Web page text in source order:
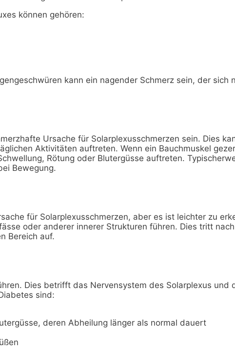
können gehören:
kann ein nagender Schmerz sein, der sich
Ursache für Solarplexusschmerzen sein. Dies
Aktivitäten auftreten. Wenn ein Bauchmuskel
Rötung oder Blutergüsse auftreten.
Bewegung.
für Solarplexusschmerzen, aber es ist leichter zu
oder anderer innerer Strukturen führen. Dies tritt
Bereich auf.
Dies betrifft das Nervensystem des Solarplexus und
sind:
deren Abheilung länger als normal dauert